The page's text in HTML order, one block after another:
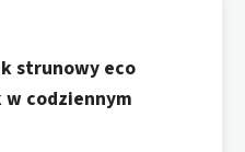
strunowy eco
w codziennym